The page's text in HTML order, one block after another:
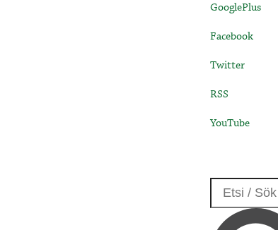
GooglePlus
Facebook
Twitter
RSS
YouTube